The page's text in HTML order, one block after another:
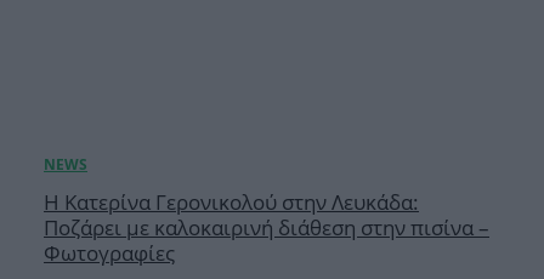
Η Κατερίνα Γερονικολού στην Λευκάδα:
Ποζάρει με καλοκαιρινή διάθεση στην πισίνα –
Φωτογραφίες